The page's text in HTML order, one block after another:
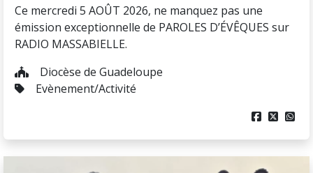
Ce mercredi 5 AOÛT 2026, ne manquez pas une
émission exceptionnelle de PAROLES D’ÉVÊQUES sur
RADIO MASSABIELLE.
Diocèse de Guadeloupe
Evènement/Activité
  